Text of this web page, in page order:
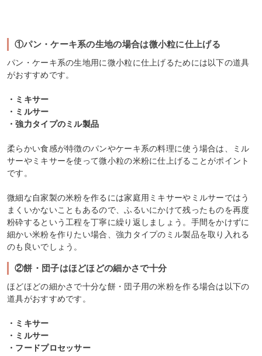
①パン・ケーキ系の生地の場合は微小粒に仕上げる
パン・ケーキ系の生地用に微小粒に仕上げるためには以下の道具
がおすすめです。
・ミキサー
・ミルサー
・強力タイプのミル製品
柔らかい食感が特徴のパンやケーキ系の料理に使う場合は、ミル
サーやミキサーを使って微小粒の米粉に仕上げることがポイント
です。
微細な自家製の米粉を作るには家庭用ミキサーやミルサーではう
まくいかないこともあるので、ふるいにかけて残ったものを再度
粉砕するという工程を丁寧に繰り返しましょう。手間をかけずに
細かい米粉を作りたい場合、強力タイプのミル製品を取り入れる
のも良いでしょう。
②餅・団子はほどほどの細かさで十分
ほどほどの細かさで十分な餅・団子用の米粉を作る場合は以下の
道具がおすすめです。
・ミキサー
・ミルサー
・フードプロセッサー